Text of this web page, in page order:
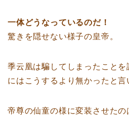
一体どうなっているのだ！
驚きを隠せない様子の皇帝。
季云凰は騙してしまったこと
にはこうするより無かったと言
帝尊の仙童の様に変装させたの